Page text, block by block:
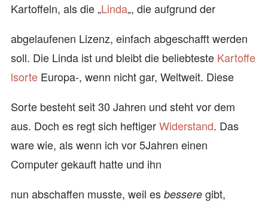
Kartoffeln, als die „Linda„, die aufgrund der
abgelaufenen Lizenz, einfach abgeschafft werden
soll. Die Linda ist und bleibt die beliebteste Kartoffe
lsorte Europa-, wenn nicht gar, Weltweit. Diese
Sorte besteht seit 30 Jahren und steht vor dem
aus. Doch es regt sich heftigerWiderstand. Das
ware wie, als wenn ich vor 5Jahren einen
Computer gekauft hatte und ihn
nun abschaffen musste, weil es bessere gibt,